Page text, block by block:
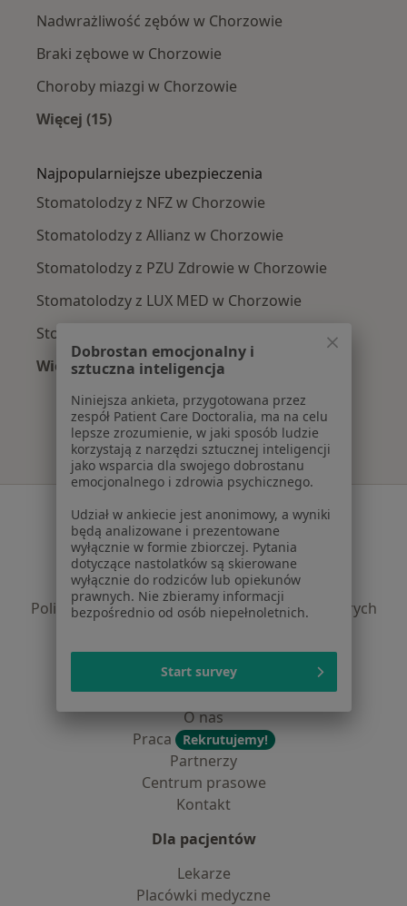
Nadwrażliwość zębów w Chorzowie
Braki zębowe w Chorzowie
Choroby miazgi w Chorzowie
Więcej (15)
Najpopularniejsze ubezpieczenia
Stomatolodzy z NFZ w Chorzowie
Stomatolodzy z Allianz w Chorzowie
Stomatolodzy z PZU Zdrowie w Chorzowie
Stomatolodzy z LUX MED w Chorzowie
Stomatolodzy z Medicover w Chorzowie
Więcej (11)
Serwis
Regulamin
Polityka prywatności pacjentów
Polityka prywatności profesjonalistów
Polityka prywatności dla profesjonalistów, których
Polityka cookies
Jak działają wyniki wyszukiwania
Dostępność
O nas
Praca
Rekrutujemy!
Partnerzy
Centrum prasowe
Kontakt
Dla pacjentów
Lekarze
Placówki medyczne
Dobrostan emocjonalny i
sztuczna inteligencja
Niniejsza ankieta, przygotowana przez
zespół Patient Care Doctoralia, ma na celu
lepsze zrozumienie, w jaki sposób ludzie
korzystają z narzędzi sztucznej inteligencji
jako wsparcia dla swojego dobrostanu
emocjonalnego i zdrowia psychicznego.
Udział w ankiecie jest anonimowy, a wyniki
będą analizowane i prezentowane
wyłącznie w formie zbiorczej. Pytania
dotyczące nastolatków są skierowane
wyłącznie do rodziców lub opiekunów
prawnych. Nie zbieramy informacji
bezpośrednio od osób niepełnoletnich.
Start survey